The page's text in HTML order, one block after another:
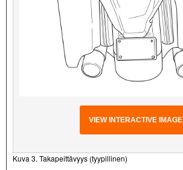
VIEW INTERACTIVE IMAGE
Kuva 3. Takapeittävyys (tyypillinen)